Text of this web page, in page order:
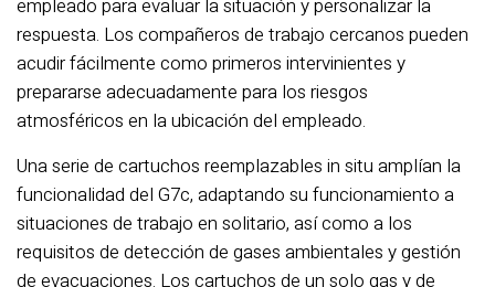
empleado para evaluar la situación y personalizar la
respuesta. Los compañeros de trabajo cercanos pueden
acudir fácilmente como primeros intervinientes y
prepararse adecuadamente para los riesgos
atmosféricos en la ubicación del empleado.
Una serie de cartuchos reemplazables in situ amplían la
funcionalidad del G7c, adaptando su funcionamiento a
situaciones de trabajo en solitario, así como a los
requisitos de detección de gases ambientales y gestión
de evacuaciones. Los cartuchos de un solo gas y de